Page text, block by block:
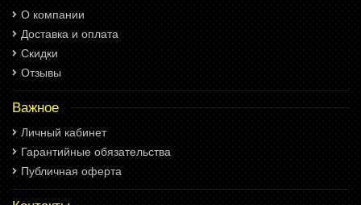
О компании
Доставка и оплата
Скидки
Отзывы
Важное
Личный кабинет
Гарантийные обязательства
Публичная оферта